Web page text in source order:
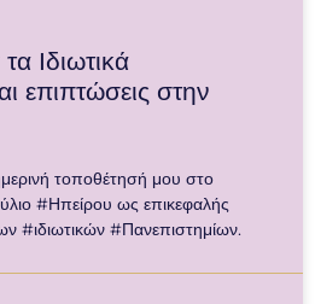
Ιδιωτικά
επιπτώσεις στην
τοποθέτησή μου στο
#Ηπείρου ως επικεφαλής
#ιδιωτικών #Πανεπιστημίων.